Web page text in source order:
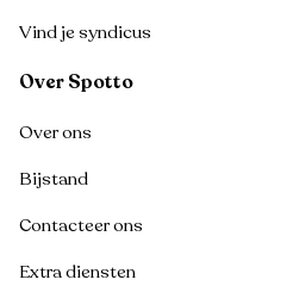
Vind je syndicus
Over Spotto
Over ons
Bijstand
Contacteer ons
Extra diensten